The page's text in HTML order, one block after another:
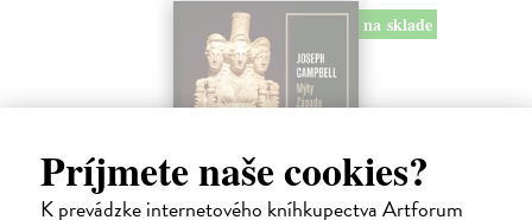
Príjmete naše cookies?
K prevádzke internetového kníhkupectva Artforum
na sklade